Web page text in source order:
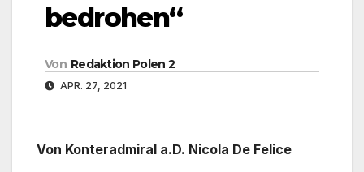
bedrohen“
Von Redaktion Polen 2
APR. 27, 2021
Von Konteradmiral a.D. Nicola De Felice